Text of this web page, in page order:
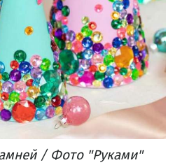
/ Фото "Руками"